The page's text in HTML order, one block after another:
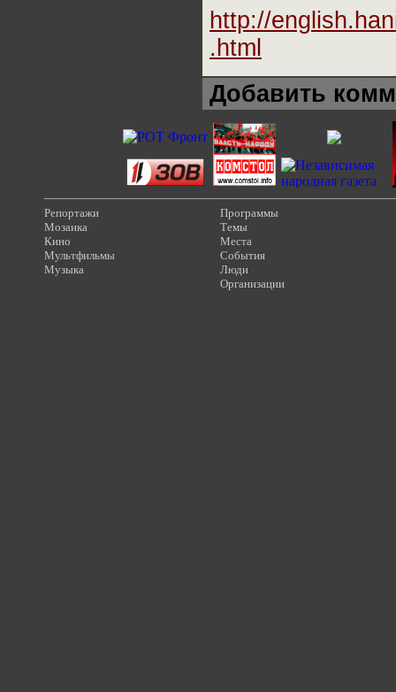
http://
.html
Добавить
Репортажи
Мозаика
Кино
Мультфильмы
Музыка
Программы
Темы
Места
События
Люди
Организации